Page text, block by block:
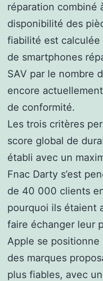
réparation combiné
disponibilité des
fiabilité est
de smartphones
SAV par le nombre
encore
de conformité.
Les trois critères
score global de
établi avec un
Fnac Darty s’est
de 40 000 clients
pourquoi ils étaient
faire échanger leur
Apple se
des marques
plus fiables, avec